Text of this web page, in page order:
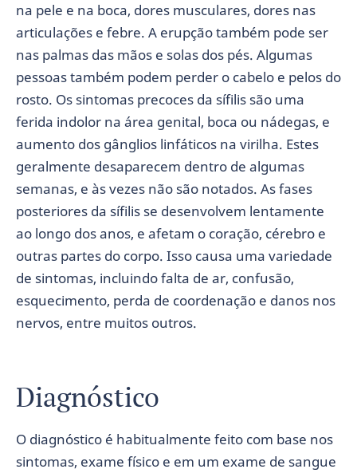
na pele e na boca, dores musculares, dores nas
articulações e febre. A erupção também pode ser
nas palmas das mãos e solas dos pés. Algumas
pessoas também podem perder o cabelo e pelos do
rosto. Os sintomas precoces da sífilis são uma
ferida indolor na área genital, boca ou nádegas, e
aumento dos gânglios linfáticos na virilha. Estes
geralmente desaparecem dentro de algumas
semanas, e às vezes não são notados. As fases
posteriores da sífilis se desenvolvem lentamente
ao longo dos anos, e afetam o coração, cérebro e
outras partes do corpo. Isso causa uma variedade
de sintomas, incluindo falta de ar, confusão,
esquecimento, perda de coordenação e danos nos
nervos, entre muitos outros.
Diagnóstico
O diagnóstico é habitualmente feito com base nos
sintomas, exame físico e em um exame de sangue